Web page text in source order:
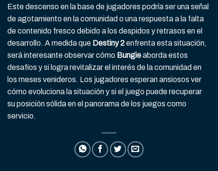
Este descenso en la base de jugadores podría ser una señal
de agotamiento en la comunidad o una respuesta a la falta
de contenido fresco debido a los despidos y retrasos en el
desarrollo. A medida que Destiny 2enfrenta esta situación,
será interesante observar cómo Bungieaborda estos
desafíos y si logra revitalizar el interés de la comunidad en
los meses venideros. Los jugadores esperan ansiosos ver
cómo evoluciona la situación y si el juego puede recuperar
su posición sólida en el panorama de los juegos como
servicio.